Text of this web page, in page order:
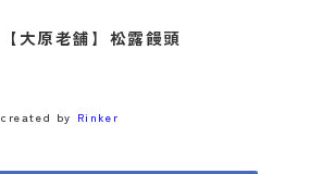
【大原老舗】松露饅頭
created by Rinker